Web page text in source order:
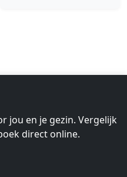
jou en je gezin. Vergelijk
direct online.